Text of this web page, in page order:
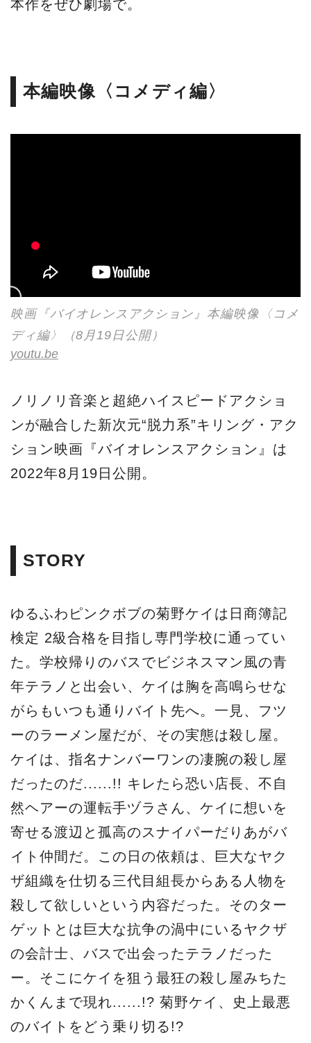
本作をぜひ劇場で。
本編映像〈コメディ編〉
映画『バイオレンスアクション』本編映像〈コメ
ディ編〉（8月19日公開）
youtu.be
ノリノリ音楽と超絶ハイスピードアクショ
ンが融合した新次元“脱力系”キリング・アク
ション映画『バイオレンスアクション』は
2022年8月19日公開。
STORY
ゆるふわピンクボブの菊野ケイは日商簿記
検定 2級合格を目指し専門学校に通ってい
た。学校帰りのバスでビジネスマン風の青
年テラノと出会い、ケイは胸を高鳴らせな
がらもいつも通りバイト先へ。一見、フツ
ーのラーメン屋だが、その実態は殺し屋。
ケイは、指名ナンバーワンの凄腕の殺し屋
だったのだ......!! キレたら恐い店長、不自
然ヘアーの運転手ヅラさん、ケイに想いを
寄せる渡辺と孤高のスナイパーだりあがバ
イト仲間だ。この日の依頼は、巨大なヤク
ザ組織を仕切る三代目組長からある人物を
殺して欲しいという内容だった。そのター
ゲットとは巨大な抗争の渦中にいるヤクザ
の会計士、バスで出会ったテラノだった
ー。そこにケイを狙う最狂の殺し屋みちた
かくんまで現れ......!? 菊野ケイ、史上最悪
のバイトをどう乗り切る!?